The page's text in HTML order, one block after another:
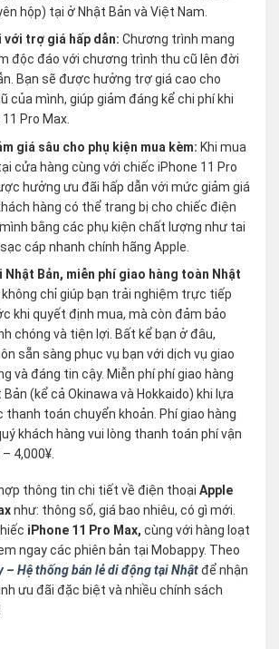
hộp) tại ở Nhật Bản và Việt Nam.
với trợ giá hấp dẫn:Chương trình mang
độc đáo với chương trình thu cũ lên đời
Bạn sẽ được hưởng trợ giá cao cho
của mình, giúp giảm đáng kể chi phí khi
Pro Max.
giá sâu cho phụ kiện mua kèm: Khi mua
cửa hàng cùng với chiếc iPhone 11 Pro
hưởng ưu đãi hấp dẫn với mức giảm giá
hàng có thể trang bị cho chiếc điện
bằng các phụ kiện chất lượng như tai
cáp nhanh chính hãng Apple.
Nhật Bản, miễn phí giao hàng toàn Nhật
không chỉ giúp bạn trải nghiệm trực tiếp
khi quyết định mua, mà còn đảm bảo
chóng và tiện lợi. Bất kể bạn ở đâu,
sẵn sàng phục vụ bạn với dịch vụ giao
và đáng tin cậy. Miễn phí phí giao hàng
(kể cả Okinawa và Hokkaido) khi lựa
thanh toán chuyển khoản. Phí giao hàng
khách hàng vui lòng thanh toán phí vận
4,000¥.
thông tin chi tiết về điện thoại Apple
như: thông số, giá bao nhiêu, có gì mới.
iPhone 11 Pro Max, cùng với hàng loạt
ngay các phiên bản tại Mobappy. Theo
– Hệ thống bán lẻ di động tại Nhậtđể nhận
ưu đãi đặc biệt và nhiều chính sách